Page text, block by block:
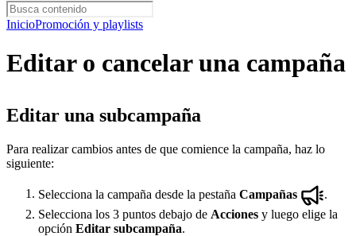
InicioPromoción y playlists
Editar o cancelar una campaña
Editar una subcampaña
Para realizar cambios antes de que comience la campaña, haz lo
siguiente:
Selecciona la campaña desde la pestaña Campañas
.
Selecciona los 3 puntos debajo de Acciones y luego elige la
opción Editar subcampaña.